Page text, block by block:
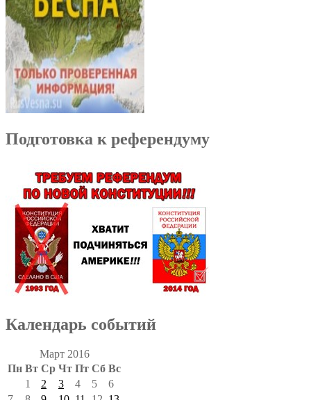
Подготовка к референдуму
Календарь событий
Март 2016
Пн Вт Ср Чт Пт Сб Вс
1
2 3 4 5
6